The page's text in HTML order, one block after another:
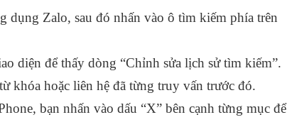
dụng Zalo, sau đó nhấn vào ô tìm kiếm phía trên
diện để thấy dòng “Chỉnh sửa lịch sử tìm kiếm”.
khóa hoặc liên hệ đã từng truy vấn trước đó.
bạn nhấn vào dấu “X” bên cạnh từng mục để